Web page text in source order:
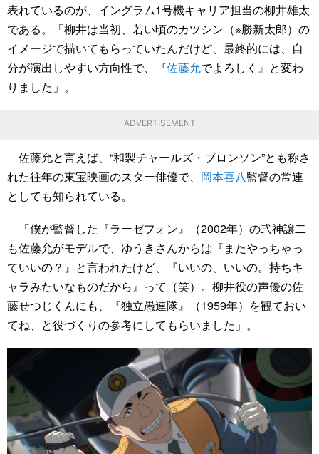
表れているのが、イングラム1号機キャリア担当の柳井雄太
である。「柳井は当初、若い頃のカツシン（※勝新太郎）の
イメージで描いてもらっていたんだけど、最終的には、自
分が演出しやすい方向性で、『佐藤允でよろしく』と変わ
りました」。
ADVERTISEMENT
佐藤允と言えば、“和製チャールズ・ブロンソン”とも称さ
れた往年の東宝映画のスター俳優で、 岡本喜八監督の常連
としても知られている。
「僕が監督した『ラーゼフォン』（2002年）の弐神譲二
も佐藤允がモデルで、ゆうきさんからは『またやっちゃっ
ていいの？』と言われたけど、『いいの、いいの。持ちキ
ャラみたいなものだから』って（笑）。柳井役の声優の佐
藤せつじくんにも、『独立愚連隊』（1959年）を観ておい
てね、と役づくりの参考にしてもらいました」。